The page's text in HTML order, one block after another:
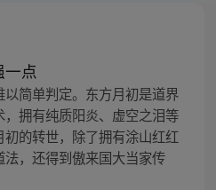
点
简单判定。东方月初是道界
拥有纯质阳炎、虚空之泪等
的转世，除了拥有涂山红红
，还得到傲来国大当家传